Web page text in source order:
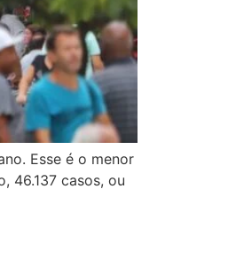
Esse é o menor
46.137 casos, ou